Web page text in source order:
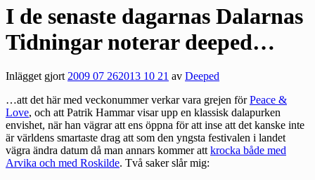
I de senaste dagarnas Dalarnas
Tidningar noterar deeped…
Inlägget gjort2009 07 262013 10 21 av Deeped
…att det här med veckonummer verkar vara grejen förPeace &
Love, och att Patrik Hammar visar upp en klassisk dalapurken
envishet, när han vägrar att ens öppna för att inse att det kanske inte
är världens smartaste drag att som den yngsta festivalen i landet
vägra ändra datum då man annars kommer attkrocka både med
Arvika och med Roskilde. Två saker slår mig: